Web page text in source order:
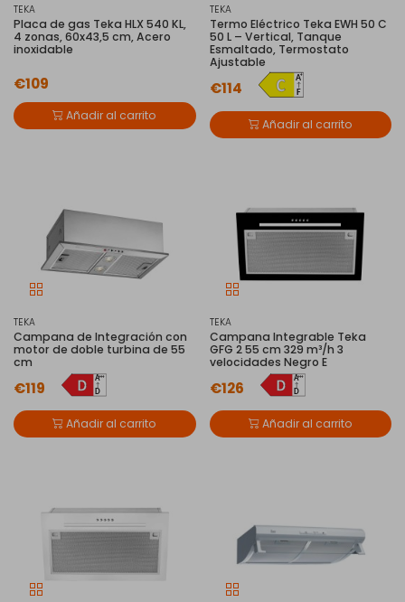
TEKA
Placa de gas Teka HLX 540 KL,
4 zonas, 60x43,5 cm, Acero
inoxidable
€109
Añadir al carrito
TEKA
Termo Eléctrico Teka EWH 50 C
50 L – Vertical, Tanque
Esmaltado, Termostato
Ajustable
€114
Añadir al carrito
TEKA
Campana de Integración con
motor de doble turbina de 55
cm
€119
Añadir al carrito
TEKA
Campana Integrable Teka
GFG 2 55 cm 329 m³/h 3
velocidades Negro E
€126
Añadir al carrito